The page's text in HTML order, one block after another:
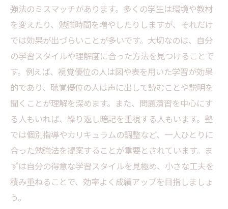
強法のミスマッチがあります。多くの学生は環境や教材
を変えたり、勉強時間を増やしたりしますが、それだけ
では効果が出づらいことが多いです。大切なのは、自分
の学習スタイルや理解度に合った方法を見つけることで
す。例えば、視覚優位の人は図や表を用いた学習が効果
的であり、聴覚優位の人は声に出して読むことや説明を
聞くことが理解を深めます。また、問題演習を中心にす
る人もいれば、繰り返し暗記を重視する人もいます。塾
では個別指導やカリキュラムの調整など、一人ひとりに
合った勉強法を提案することが重要とされています。ま
ずは自分の得意な学習スタイルを見極め、小さな工夫を
積み重ねることで、効率よく成績アップを目指しましょ
う。